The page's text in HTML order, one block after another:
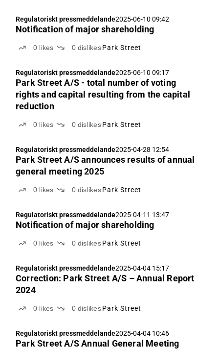
Regulatoriskt pressmeddelande2025-06-10 09:42
Notification of major shareholding
0 likes 0 dislikes Park Street
Regulatoriskt pressmeddelande2025-06-10 09:17
Park Street A/S - total number of voting
rights and capital resulting from the capital
reduction
0 likes 0 dislikes Park Street
Regulatoriskt pressmeddelande2025-04-28 12:54
Park Street A/S announces results of annual
general meeting 2025
0 likes 0 dislikes Park Street
Regulatoriskt pressmeddelande2025-04-11 13:47
Notification of major shareholding
0 likes 0 dislikes Park Street
Regulatoriskt pressmeddelande2025-04-04 15:17
Correction: Park Street A/S – Annual Report
2024
0 likes 0 dislikes Park Street
Regulatoriskt pressmeddelande2025-04-04 10:46
Park Street A/S Annual General Meeting